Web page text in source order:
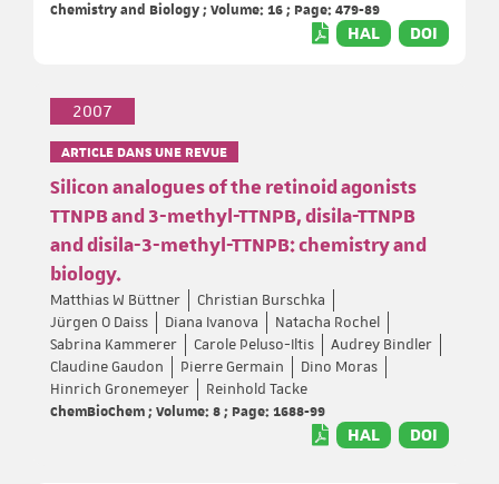
Chemistry and Biology ; Volume: 16 ; Page: 479-89
HAL DOI
2007
ARTICLE DANS UNE REVUE
Silicon analogues of the retinoid agonists
TTNPB and 3-methyl-TTNPB, disila-TTNPB
and disila-3-methyl-TTNPB: chemistry and
biology.
Matthias W Büttner
Christian Burschka
Jürgen O Daiss
Diana Ivanova
Natacha Rochel
Sabrina Kammerer
Carole Peluso-Iltis
Audrey Bindler
Claudine Gaudon
Pierre Germain
Dino Moras
Hinrich Gronemeyer
Reinhold Tacke
ChemBioChem ; Volume: 8 ; Page: 1688-99
HAL DOI